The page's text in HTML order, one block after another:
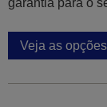
garantia para o
Veja as